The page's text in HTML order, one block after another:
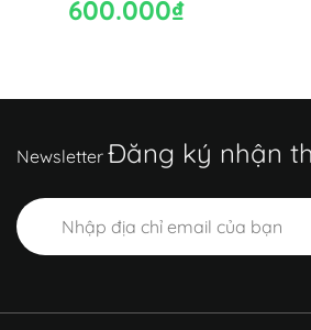
600.000₫giá:
Newsletter Đăng ký nhận